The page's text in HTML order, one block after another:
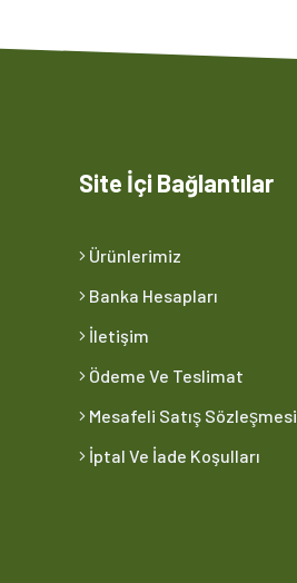
Site İçi Bağlantılar
Ürünlerimiz
Banka Hesapları
İletişim
Ödeme Ve Teslimat
Mesafeli Satış Sözleşmesi
İptal Ve İade Koşulları